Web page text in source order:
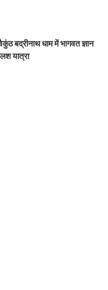
धाम में भागवत ज्ञान
यात्रा